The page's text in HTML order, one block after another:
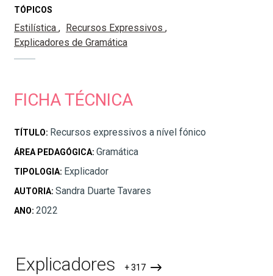
TÓPICOS
Estilística
Recursos Expressivos
Explicadores de Gramática
FICHA TÉCNICA
TÍTULO: Recursos expressivos a nível fónico
ÁREA PEDAGÓGICA: Gramática
TIPOLOGIA: Explicador
AUTORIA: Sandra Duarte Tavares
ANO: 2022
Explicadores + 317